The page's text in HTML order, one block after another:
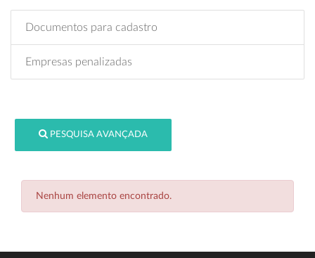
Documentos para cadastro
Empresas penalizadas
PESQUISA AVANÇADA
Nenhum elemento encontrado.